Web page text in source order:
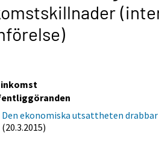
inkomst
Den ekonomiska utsattheten
(20.3.2015)